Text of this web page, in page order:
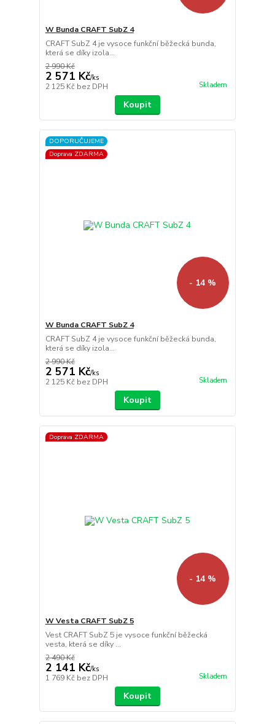
W Bunda CRAFT SubZ 4
CRAFT SubZ 4 je vysoce funkční běžecká bunda,
která se díky izola...
2 990 Kč
2 571 Kč/ks
2 125 Kč bez DPH Skladem
Koupit
DOPORUČUJEME
Doprava ZDARMA
- 14 %
W Bunda CRAFT SubZ 4
CRAFT SubZ 4 je vysoce funkční běžecká bunda,
která se díky izola...
2 990 Kč
2 571 Kč/ks
2 125 Kč bez DPH Skladem
Koupit
Doprava ZDARMA
- 14 %
W Vesta CRAFT SubZ 5
Vest CRAFT SubZ 5 je vysoce funkční běžecká
vesta, která se díky ...
2 490 Kč
2 141 Kč/ks
1 769 Kč bez DPH Skladem
Koupit